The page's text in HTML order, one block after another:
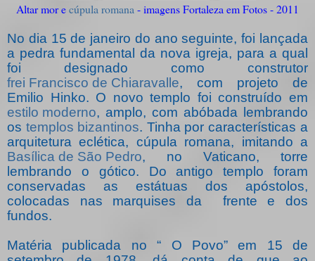
Altar mor ecúpula romana - imagens Fortaleza em Fotos - 2011
No dia 15 de janeiro do ano seguinte, foi lançada
a pedra fundamental da nova igreja, para a qual
foi designado como construtor
frei Francisco de Chiaravalle, com projeto de
Emilio Hinko. O novo templo foi construído em
estilo moderno, amplo, com abóbada lembrando
os templos bizantinos. Tinha por características a
arquitetura eclética, cúpula romana, imitando a
Basílica de São Pedro, no Vaticano, torre
lembrando o gótico. Do antigo templo foram
conservadas as estátuas dos apóstolos,
colocadas nas marquises da
frente e dos
fundos.
Matéria publicada no “ O Povo” em 15 de